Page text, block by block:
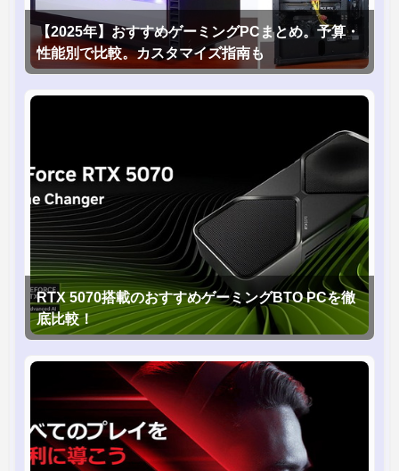
【2025年】おすすめゲーミングPCまとめ。予算・
性能別で比較。カスタマイズ指南も
RTX 5070搭載のおすすめゲーミングBTO PCを徹
底比較！